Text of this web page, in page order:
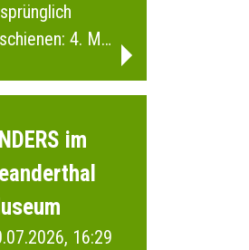
4. Mai
im
16:29